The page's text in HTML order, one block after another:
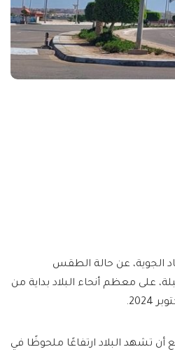
الجوية، عن حالة الطقس
الـ 6 أيام المقبلة، على معظم أنحاء البلاد بداية من
أن تشهد البلاد ارتفاعًا ملحوظًا في